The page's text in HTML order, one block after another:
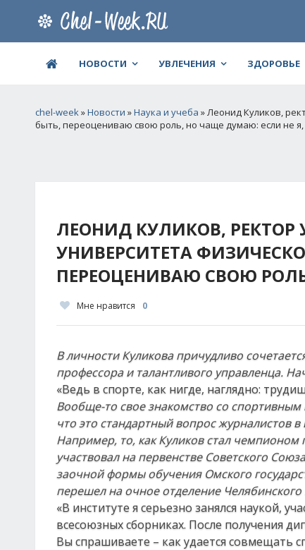
НОВОСТИ УВЛЕЧЕНИЯ ЗДОРОВЬЕ
chel-week»Новости »Наука и учеба » Леонид Куликов,
быть, переоцениваю свою роль, но чаще думаю: если не я,
ЛЕОНИД КУЛИКОВ, РЕКТОР
УНИВЕРСИТЕТА
ПЕРЕОЦЕНИВАЮ СВОЮ
Мне нравится 0
В личности Куликова причудливо
профессора и талантливого управленца.
«Ведь в спорте, как нигде, наглядно:
Вообще-то свое знакомство со
что это стандартный вопрос журналистов
Например, то, как Куликов стал
участвовал на первенстве Советского
заочной формы обучения Омского
перешел на очное отделение Челябинского
«В институте я серьезно занялся наукой,
всесоюзных сборниках. После получения
Вы спрашиваете – как удается совмещать